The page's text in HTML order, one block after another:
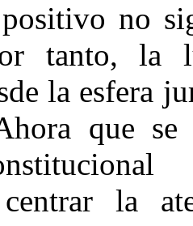
no
tanto, la
la esfera
que se
centrar la